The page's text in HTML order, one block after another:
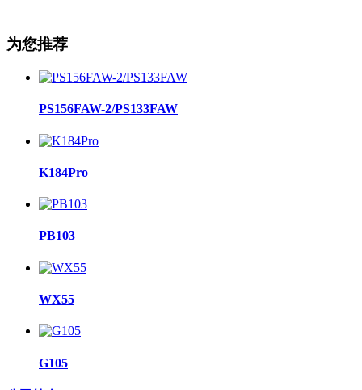
为您推荐
PS156FAW-2/PS133FAW
K184Pro
PB103
WX55
G105